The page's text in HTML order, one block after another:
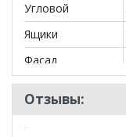
Угловой
Ящики
Фасад
Модульный
Тип
Отзывы: